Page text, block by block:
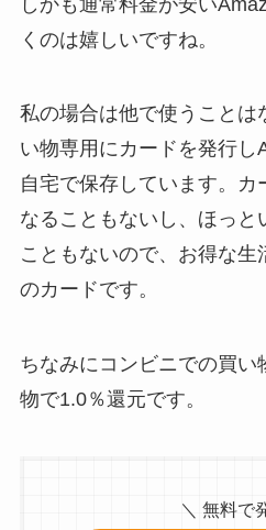
くのは嬉しいですね。
私の場合は他で使うことは
い物専用にカードを発行し
自宅で保存しています。カ
なることもないし、ほっと
こともないので、お得な
のカードです。
ちなみにコンビニでの買い
物で1.0％還元です。
＼ 無料で